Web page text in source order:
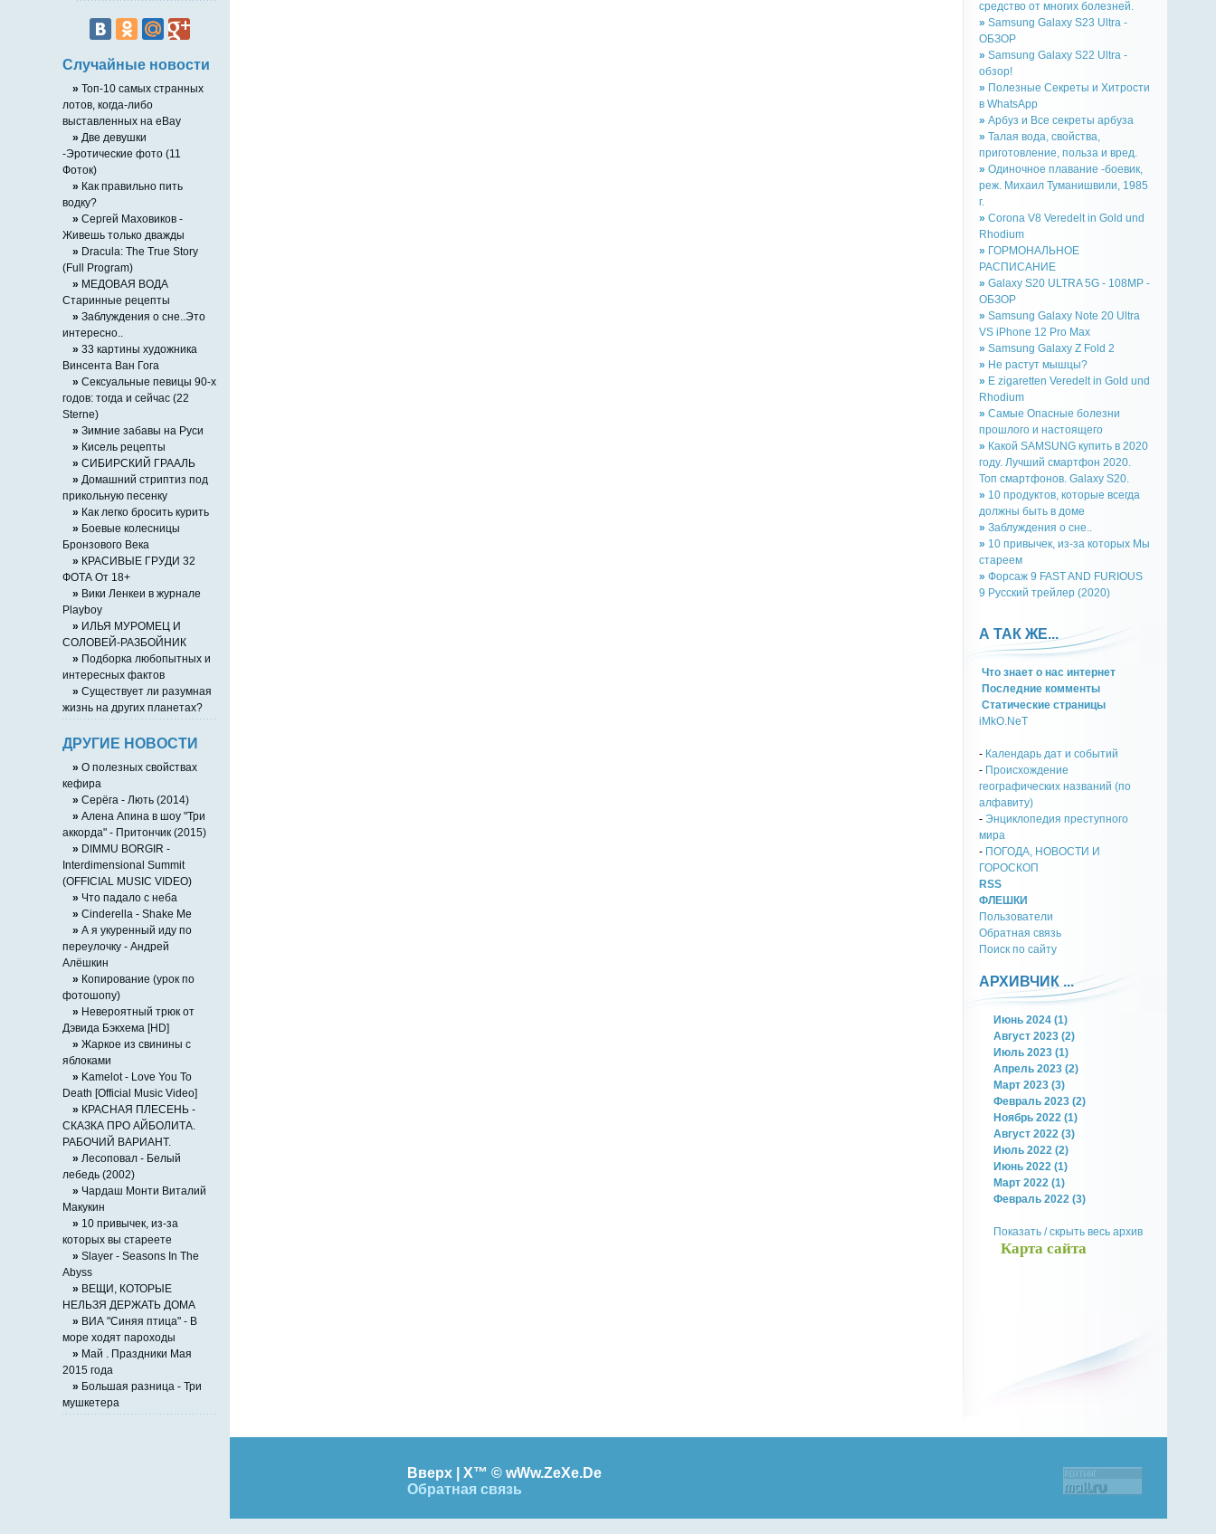
средство от многих болезней.
» Samsung Galaxy S23 Ultra -
ОБЗОР
» Samsung Galaxy S22 Ultra -
обзор!
» Полезные Секреты и Хитрости
в WhatsApp
» Арбуз и Все секреты арбуза
» Талая вода, свойства,
приготовление, польза и вред.
» Одиночное плавание -боевик,
реж. Михаил Туманишвили, 1985
г.
» Corona V8 Veredelt in Gold und
Rhodium
» ГОРМОНАЛЬНОЕ
РАСПИСАНИЕ
» Galaxy S20 ULTRA 5G - 108MP -
ОБЗОР
» Samsung Galaxy Note 20 Ultra
VS iPhone 12 Pro Max
» Samsung Galaxy Z Fold 2
» Не растут мышцы?
» E zigaretten Veredelt in Gold und
Rhodium
» Самые Опасные болезни
прошлого и настоящего
» Какой SAMSUNG купить в 2020
году. Лучший смартфон 2020.
Топ смартфонов. Galaxy S20.
» 10 продуктов, которые всегда
должны быть в доме
» Заблуждения о сне..
» 10 привычек, из-за которых Мы
стареем
» Форсаж 9 FAST AND FURIOUS
9 Русский трейлер (2020)
А ТАК ЖЕ...
Что знает о нас интернет
Последние комменты
Cтатическиe страницы
iMkO.NeT
- Календарь дат и событий
- Происхождение
географических названий (по
алфавиту)
- Энциклопедия преступного
мира
- ПОГОДА, НОВОСТИ И
ГОРОСКОП
RSS
ФЛЕШКИ
Пользователи
Обратная связь
Поиск по сайту
АРХИВЧИК ...
Июнь 2024 (1)
Август 2023 (2)
Июль 2023 (1)
Апрель 2023 (2)
Март 2023 (3)
Февраль 2023 (2)
Ноябрь 2022 (1)
Август 2022 (3)
Июль 2022 (2)
Июнь 2022 (1)
Март 2022 (1)
Февраль 2022 (3)
Показать / скрыть весь архив
Карта сайта
Случайные новости
» Топ-10 самых странных
лотов, когда-либо
выставленных на eBay
» Две девушки
-Эротические фото (11
Фоток)
» Как правильно пить
водку?
» Сергей Маховиков -
Живешь только дважды
» Dracula: The True Story
(Full Program)
» МЕДОВАЯ ВОДА
Старинные рецепты
» Заблуждения о сне..Это
интересно..
» 33 картины художника
Винсента Ван Гога
» Сексуальные певицы 90-х
годов: тогда и сейчас (22
Sterne)
» Зимние забавы на Руси
» Кисель рецепты
» СИБИРСКИЙ ГРААЛЬ
» Домашний стриптиз под
прикольную песенку
» Как легко бросить курить
» Боевые колесницы
Бронзового Века
» КРАСИВЫЕ ГРУДИ 32
ФОТА От 18+
» Вики Ленкеи в журнале
Playboy
» ИЛЬЯ МУРОМЕЦ И
СОЛОВЕЙ-РАЗБОЙНИК
» Подборка любопытных и
интересных фактов
» Существует ли разумная
жизнь на других планетах?
ДРУГИЕ НОВОСТИ
» О полезных свойствах
кефира
» Серёга - Лють (2014)
» Алена Апина в шоу "Три
аккорда" - Притончик (2015)
» DIMMU BORGIR -
Interdimensional Summit
(OFFICIAL MUSIC VIDEO)
» Что падало с неба
» Cinderella - Shake Me
» А я укуренный иду по
переулочку - Андрей
Алёшкин
» Копирование (урок по
фотошопу)
» Невероятный трюк от
Дэвида Бэкхема [HD]
» Жаркое из свинины с
яблоками
» Kamelot - Love You To
Death [Official Music Video]
» КРАСНАЯ ПЛЕСЕНЬ -
СКАЗКА ПРО АЙБОЛИТА.
РАБОЧИЙ ВАРИАНТ.
» Лесоповал - Белый
лебедь (2002)
» Чардаш Монти Виталий
Макукин
» 10 привычек, из-за
которых вы стареете
» Slayer - Seasons In The
Abyss
» ВЕЩИ, КОТОРЫЕ
НЕЛЬЗЯ ДЕРЖАТЬ ДОМА
» ВИА "Синяя птица" - В
море ходят пароходы
» Май . Праздники Мая
2015 года
» Большая разница - Три
мушкетера
Вверх | X™ © wWw.ZeXe.De
Обратная связь